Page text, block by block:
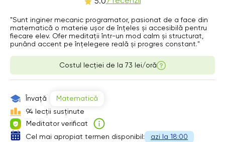
"Sunt inginer mecanic programator, pasionat de a face din
matematică o materie ușor de înțeles și accesibilă pentru
fiecare elev. Ofer meditații într-un mod calm și structurat,
punând accent pe înțelegere reală și progres constant."
Costul lecției de la 73 lei/oră
Învață
Matematică
94 lecții susținute
Meditator verificat
Cel mai apropiat termen disponibil:
azi la 18:00
Fr
Sa
18:00 18:00 16:00
16:30
17:00
14:00
15:00
16:30